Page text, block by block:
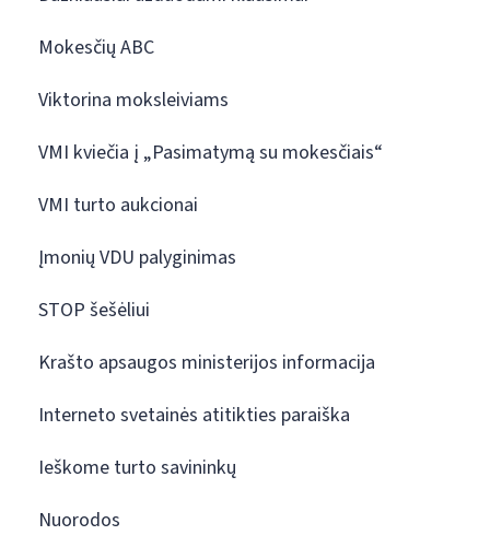
Mokesčių ABC
Viktorina moksleiviams
VMI kviečia į „Pasimatymą su mokesčiais“
VMI turto aukcionai
Įmonių VDU palyginimas
STOP šešėliui
Krašto apsaugos ministerijos informacija
Interneto svetainės atitikties paraiška
Ieškome turto savininkų
Nuorodos